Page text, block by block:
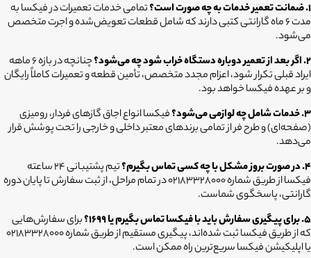
۱. ضمانت تعمیر خدمات به چه صورت است؟
تمامی خدمات تعمیرات در فیکسا به
مدت ۶ ماه گارانتی کتبی دارند که شامل قطعات تعویض‌شده و اجرت متخصص
می‌شود.
۲. اگر بعد از تعمیر دوباره دستگاه خراب شود چه می‌شود؟
چنانچه در بازه ۶ ماهه
ایراد قبلی تکرار شود، اعزام مجدد متخصص، تأمین قطعه و تعمیرات کاملاً رایگان
و بر عهده فیکسا خواهد بود.
۳. خدمات شامل چه لوازمی می‌شود؟
فیکسا انواع اجاق گازهای فردار، رومیزی
(صفحه‌ای) و طرح فر از تمامی برندهای معتبر داخلی و خارجی را تحت پوشش قرار
می‌دهد.
۴. در صورت بروز مشکل با چه کسی تماس بگیرم؟
تیم پشتیبانی ۲۴ ساعته
فیکسا از طریق شماره ۰۲۱۸۳۳۲۸۰۰۰ در تمام مراحل، از ثبت سفارش تا پایان دوره
گارانتی، پاسخگوی شماست.
۵. برای پیگیری سفارش باید با فیکسا تماس بگیرم یا ۱۶۹۹؟
برای سفارش‌هایی
که از طریق فیکسا ثبت شده‌اند، پیگیری مستقیم از طریق شماره ۰۲۱۸۳۳۲۸۰۰۰
یا اپلیکیشن فیکسا سریع‌ترین راه ممکن است.